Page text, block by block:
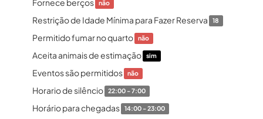
não
Restrição de Idade Mínima para Fazer Reserva 18
Permitido fumar no quarto não
Aceita animais de estimação sim
Eventos são permitidos não
Horario de silêncio 22:00 - 7:00
Horário para chegadas 14:00 - 23:00